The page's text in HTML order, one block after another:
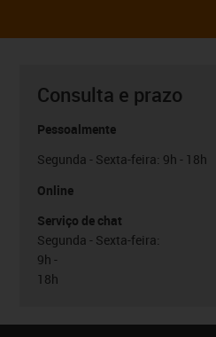
Consulta e prazo
Pessoalmente
Segunda - Sexta-feira: 9h - 18h
Online
Serviço de chat
Segunda - Sexta-feira:
9h -
18h